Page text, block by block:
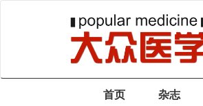
首页 杂志